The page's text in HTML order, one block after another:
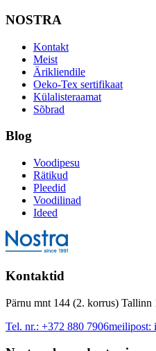
NOSTRA
Kontakt
Meist
Ärikliendile
Oeko-Tex sertifikaat
Külalisteraamat
Sõbrad
Blog
Voodipesu
Rätikud
Pleedid
Voodilinad
Ideed
Kontaktid
Pärnu mnt 144 (2. korrus) Tallinn
Tel. nr.: +372 880 7906meilipost: